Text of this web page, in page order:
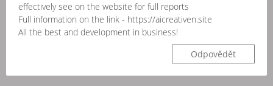
effectively see on the website for full reports
Full information on the link - https://aicreativen.site
All the best and development in business!
Odpovědět